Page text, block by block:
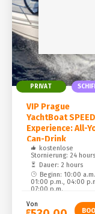
PRIVAT
VIP Prague
YachtBoat SPEED
Experience: All-
Can-Drink
kostenlose
Stornierung: 24 hours
Dauer: 2 hours
Beginn: 10:00
01:00 p.m., 04:00
07:00 p.m.
Von